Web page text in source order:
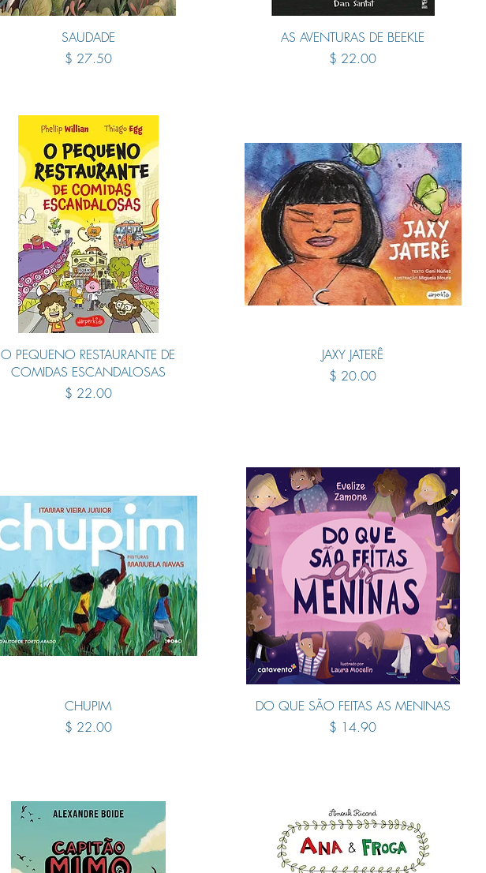
Quick View
SAUDADE
Price
$ 27.50
Quick View
AS AVENTURAS DE BEEKLE
Price
$ 22.00
Quick View
O PEQUENO RESTAURANTE DE
COMIDAS ESCANDALOSAS
Price
$ 22.00
Quick View
JAXY JATERÊ
Price
$ 20.00
Quick View
CHUPIM
Price
$ 22.00
Quick View
DO QUE SÃO FEITAS AS MENINAS
Price
$ 14.90